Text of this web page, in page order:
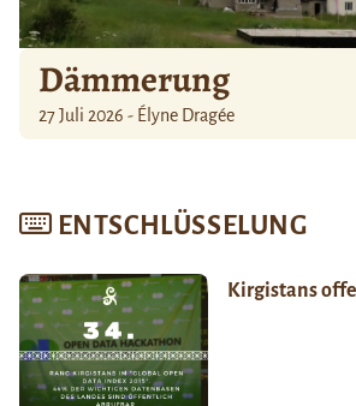
Dämmerung
27 Juli 2026 - Élyne Dragée
ENTSCHLÜSSELUNG
Kirgistans